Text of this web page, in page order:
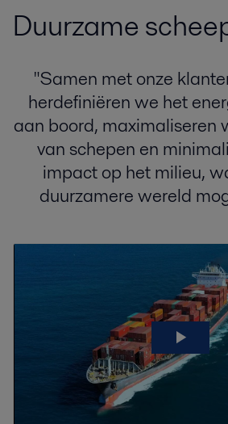
Duurzame
"Samen met onze
herdefiniëren we het
aan boord, maximaliseren
van schepen en
impact op het milieu,
duurzamere wereld